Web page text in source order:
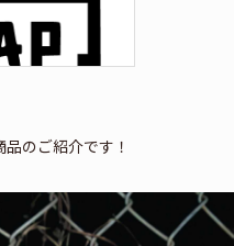
のご紹介です！